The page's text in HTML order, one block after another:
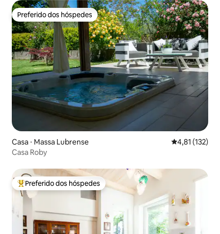
Preferido dos hóspedes
Preferido dos hóspedes
Casa ⋅ Massa Lubrense 4,81 de uma
4,81 (132)
Casa Roby
Entre os melhores preferidos dos hóspedes
Preferido dos hóspedes